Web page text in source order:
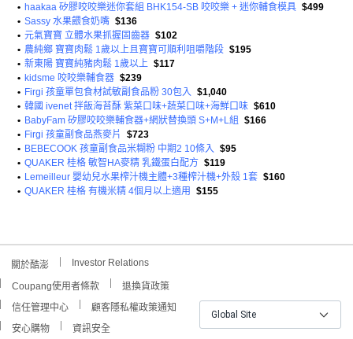
• haakaa 矽膠咬咬樂迷你套組 BHK154-SB 咬咬樂 + 迷你輔食模具 $499
• Sassy 水果餵食奶嘴 $136
• 元氣寶寶 立體水果抓握固齒器 $102
• 農純鄉 寶寶肉鬆 1歲以上且寶寶可順利咀嚼階段 $195
• 新東陽 寶寶純豬肉鬆 1歲以上 $117
• kidsme 咬咬樂輔食器 $239
• Firgi 孩童單包食材試敏副食品粉 30包入 $1,040
• 韓國 ivenet 拌飯海苔酥 紫菜口味+蔬菜口味+海鮮口味 $610
• BabyFam 矽膠咬咬樂輔食器+網狀替換頭 S+M+L組
$166
• Firgi 孩童副食品燕麥片
$723
• BEBECOOK 孩童副食品米糊粉 中期2 10條入 $95
• QUAKER 桂格 敏智HA麥精 乳鐵蛋白配方 $119
• Lemeilleur 嬰幼兒水果榨汁機主體+3種榨汁機+外殼 1套 $160
• QUAKER 桂格 有機米精 4個月以上適用 $155
關於酷澎 Investor Relations
Coupang使用者條款
退換貨政策
信任管理中心
顧客隱私權政策通知
安心購物
資訊安全
Global Site